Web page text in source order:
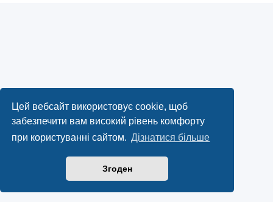
Цей вебсайт використовує cookie, щоб
забезпечити вам високий рівень комфорту
при користуванні сайтом. Дізнатися більше
Згоден